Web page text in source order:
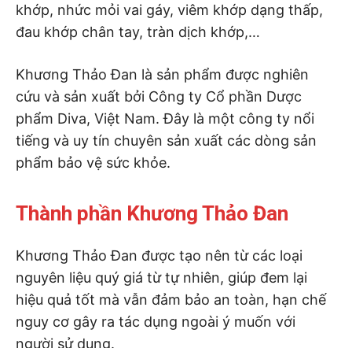
khớp, nhức mỏi vai gáy, viêm khớp dạng thấp,
đau khớp chân tay, tràn dịch khớp,…
Khương Thảo Đan là sản phẩm được nghiên
cứu và sản xuất bởi Công ty Cổ phần Dược
phẩm Diva, Việt Nam. Đây là một công ty nổi
tiếng và uy tín chuyên sản xuất các dòng sản
phẩm bảo vệ sức khỏe.
Thành phần Khương Thảo Đan
Khương Thảo Đan được tạo nên từ các loại
nguyên liệu quý giá từ tự nhiên, giúp đem lại
hiệu quả tốt mà vẫn đảm bảo an toàn, hạn chế
nguy cơ gây ra tác dụng ngoài ý muốn với
người sử dụng.